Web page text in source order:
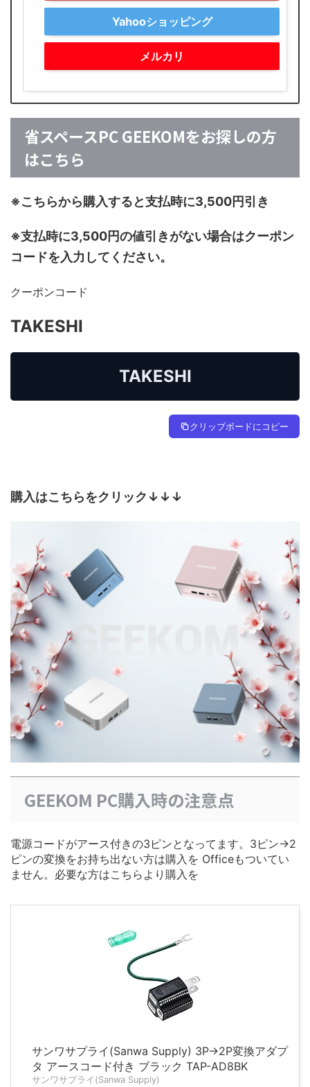
Yahooショッピング
メルカリ
省スペースPC GEEKOMをお探しの方
はこちら
※こちらから購入すると支払時に3,500円引き
※支払時に3,500円の値引きがない場合はクーポン
コードを入力してください。
クーポンコード
TAKESHI
TAKESHI
クリップボードにコピー
購入はこちらをクリック↓↓↓
GEEKOM PC購入時の注意点
電源コードがアース付きの3ピンとなってます。3ピン→2
ピンの変換をお持ち出ない方は購入を Officeもついてい
ません。必要な方はこちらより購入を
サンワサプライ(Sanwa Supply) 3P→2P変換アダプ
タ アースコード付き ブラック TAP-AD8BK
サンワサプライ(Sanwa Supply)